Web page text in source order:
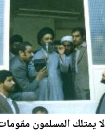
لا يمتلك المسلمون